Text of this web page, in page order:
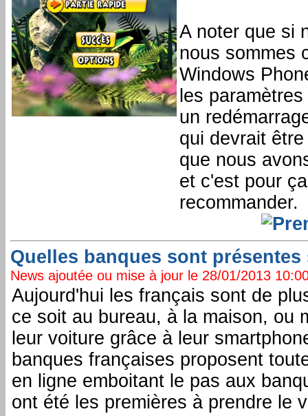
A noter que si
nous sommes
Windows
les
un
qui devrait
que nous
et c'est pour
recommander.
Quelles banques sont
News ajoutée ou mise à jour le 28/01/2013
Aujourd'hui les français sont de
ce soit au bureau, à la maison, ou
leur voiture grâce à leur
banques françaises proposent
en ligne emboitant le pas aux
ont été les premières à prendre le